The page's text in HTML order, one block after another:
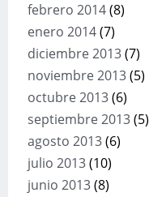
febrero 2014(8)
enero 2014(7)
diciembre 2013(7)
noviembre 2013(5)
octubre 2013(6)
septiembre 2013(5)
agosto 2013(6)
julio 2013(10)
junio 2013(8)